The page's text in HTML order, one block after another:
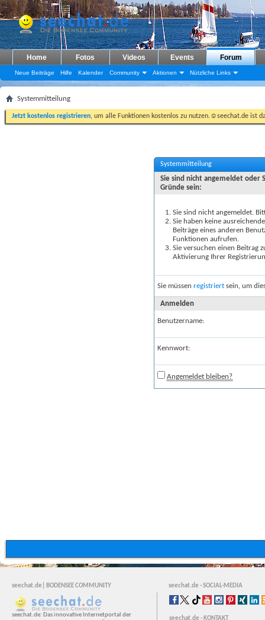
Home Fotos Videos Events Forum
Neue Beiträge Hilfe Kalender Community Aktionen Nützliche Links
Systemmitteilung
Jetzt kostenlos registrieren, um alle Funktionen kostenlos zu nutzen.☺seechat.de ist
Systemmitteilung
Sie sind nicht angemeldet oder
Gründe sein:
Sie sind nicht angemeldet.
Sie haben keine
Beiträge eines anderen
Funktionen aufrufen.
Sie versuchen einen Beitrag
Aktivierung Ihrer
Sie müssen registriert sein, um
Anmelden
Benutzername:
Kennwort:
Angemeldet bleiben?
seechat.de| BODENSEE COMMUNITY seechat.de - SOCIAL-MEDIA
seechat.de: Das innovative Internetportal der
seechat.de - KONTAKT